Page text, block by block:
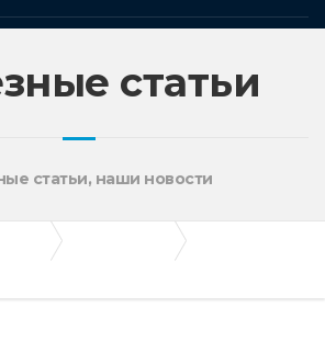
статьи
статьи, наши новости